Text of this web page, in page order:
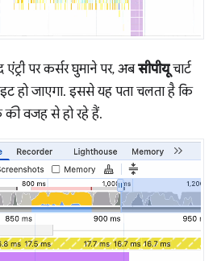
पर कर्सर घुमाने पर, अबसीपीयूचार्ट
हो जाएगा. इससे यह पता चलता है कि
की वजह से हो रहे हैं.